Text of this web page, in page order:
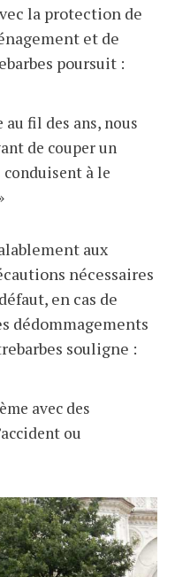
la protection de
et de
poursuit :
au fil des ans, nous
de couper un
conduisent à le
aux
nécessaires
en cas de
dédommagements
souligne :
avec des
ou